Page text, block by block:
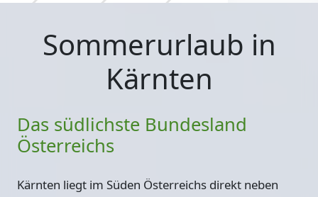
Sommerurlaub in
Kärnten
Das südlichste Bundesland
Österreichs
Kärnten liegt im Süden Österreichs direkt neben